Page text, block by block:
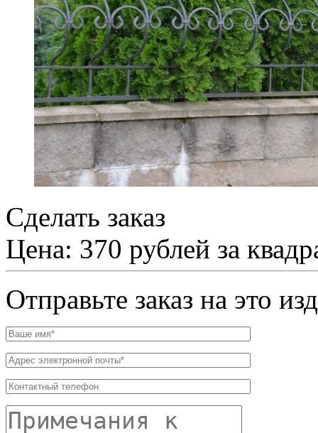
Сделать заказ
Цена: 370 рублей за
Отправьте заказ на это